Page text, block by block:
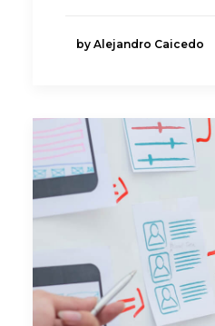
by Alejandro Caicedo